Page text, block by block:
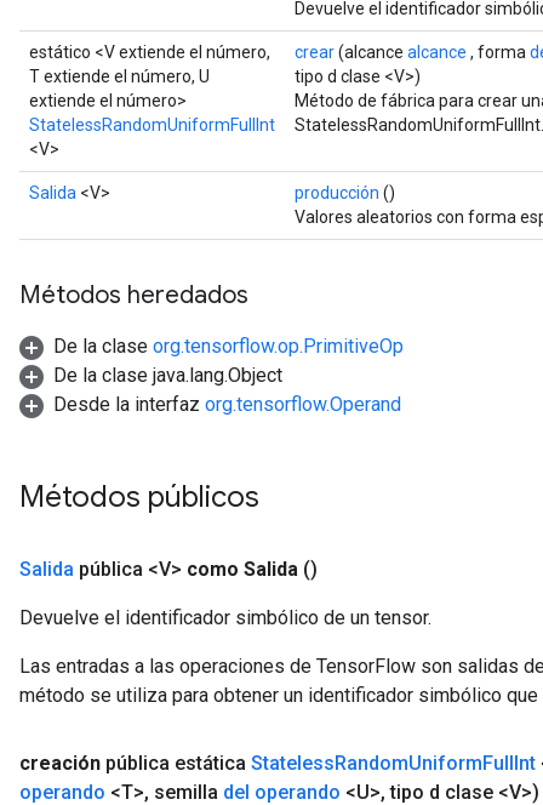
Devuelve el identificador
estático <V extiende el número,
T extiende el número, U
extiende el número>
StatelessRandomUniformFullInt
<V>
crear(alcance alcance , forma
tipo d clase <V>)
Método de fábrica para crear
StatelessRandomUniformFullInt.
Salida <V> producción ()
Valores aleatorios con forma
Métodos heredados
De la clase org.tensorflow.op.PrimitiveOp
De la clase java.lang.Object
Desde la interfaz org.tensorflow.Operand
Métodos públicos
Salida pública <V> como Salida ()
Devuelve el identificador simbólico de un tensor.
Las entradas a las operaciones de TensorFlow son salidas
método se utiliza para obtener un identificador simbólico
creación pública estática StatelessRandomUniformFullInt
operando <T>, semilla del operando <U>, tipo d clase <V>)